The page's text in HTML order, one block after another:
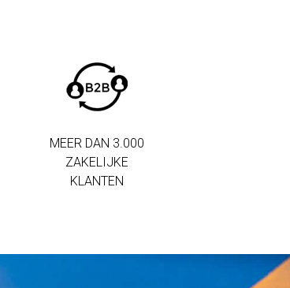
MEER DAN 3.000
ZAKELIJKE
KLANTEN